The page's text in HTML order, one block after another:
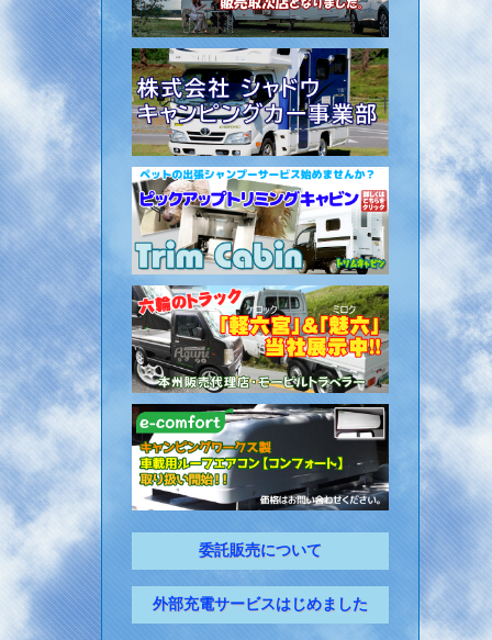
委託販売について
外部充電サービスはじめました